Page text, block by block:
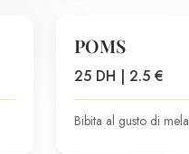
POMS
25 DH | 2.5 €
Bibita al gusto di mela